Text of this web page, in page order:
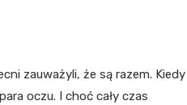
zauważyli, że są razem. Kiedy
oczu. I choć cały czas